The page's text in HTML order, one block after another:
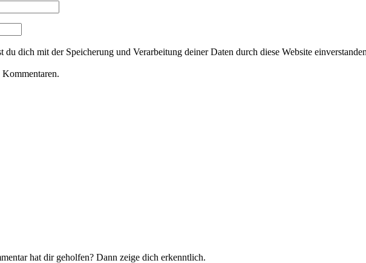
dich mit der Speicherung und Verarbeitung deiner Daten durch diese Website
hat dir geholfen? Dann zeige dich erkenntlich.